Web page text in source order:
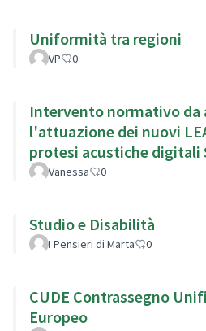
Uniformità tra regioni
VP 0
Intervento normativo da
l'attuazione dei nuovi
protesi acustiche digitali
Vanessa 0
Studio e Disabilità
I Pensieri di Marta 0
CUDE Contrassegno
Europeo